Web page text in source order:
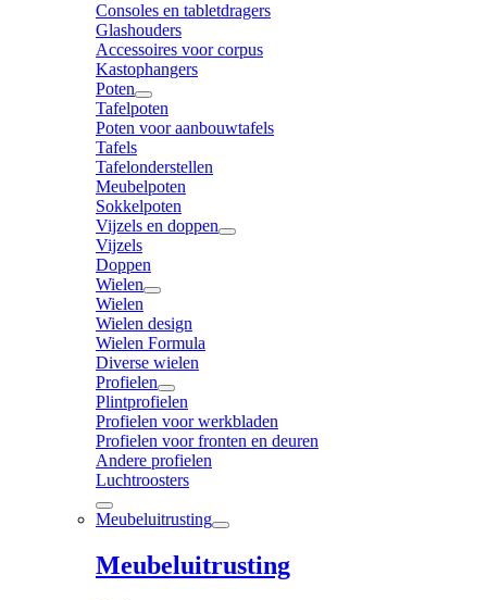
Consoles en tabletdragers
Glashouders
Accessoires voor corpus
Kastophangers
Poten
Tafelpoten
Poten voor aanbouwtafels
Tafels
Tafelonderstellen
Meubelpoten
Sokkelpoten
Vijzels en doppen
Vijzels
Doppen
Wielen
Wielen
Wielen design
Wielen Formula
Diverse wielen
Profielen
Plintprofielen
Profielen voor werkbladen
Profielen voor fronten en deuren
Andere profielen
Luchtroosters
Meubeluitrusting
Meubeluitrusting